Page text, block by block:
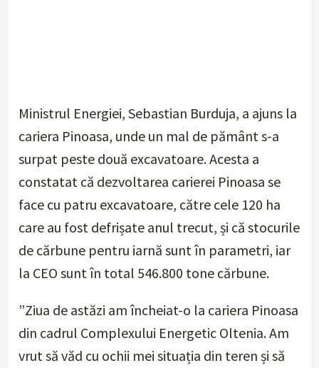
Ministrul Energiei, Sebastian Burduja, a ajuns la
cariera Pinoasa, unde un mal de pământ s-a
surpat peste două excavatoare. Acesta a
constatat că dezvoltarea carierei Pinoasa se
face cu patru excavatoare, către cele 120 ha
care au fost defrișate anul trecut, și că stocurile
de cărbune pentru iarnă sunt în parametri, iar
la CEO sunt în total 546.800 tone cărbune.
”Ziua de astăzi am încheiat-o la cariera Pinoasa
din cadrul Complexului Energetic Oltenia. Am
vrut să văd cu ochii mei situația din teren și să